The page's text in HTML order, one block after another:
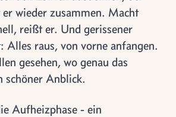
wieder zusammen. Macht
reißt er. Und gerissener
Alles raus, von vorne anfangen.
gesehen, wo genau das
schöner Anblick.
Aufheizphase - ein